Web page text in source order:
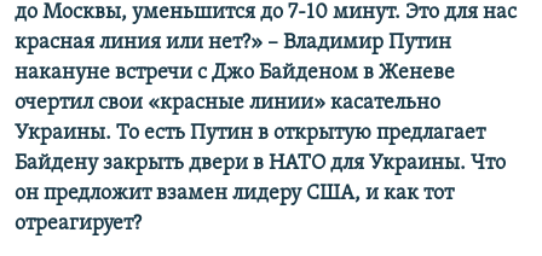
до Москвы, уменьшится до 7-10 минут. Это для нас
красная линия или нет?» – Владимир Путин
накануне встречи с Джо Байденом в Женеве
очертил свои «красные линии» касательно
Украины. То есть Путин в открытую предлагает
Байдену закрыть двери в НАТО для Украины. Что
он предложит взамен лидеру США, и как тот
отреагирует?